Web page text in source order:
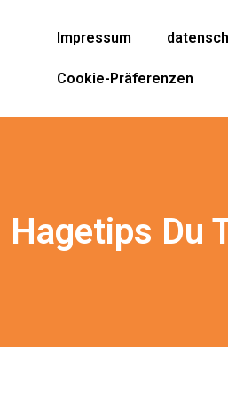
Impressum
Cookie-Präferenzen
Hagetips Du